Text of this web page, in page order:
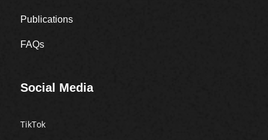
Publications
FAQs
Social Media
TikTok